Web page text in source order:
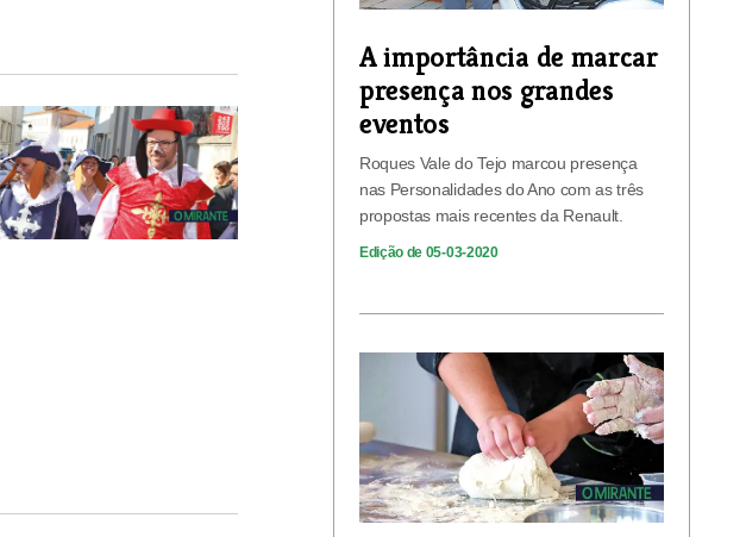
A importância de marcar
presença nos grandes
eventos
Roques Vale do Tejo marcou presença
nas Personalidades do Ano com as três
propostas mais recentes da Renault.
Edição de 05-03-2020